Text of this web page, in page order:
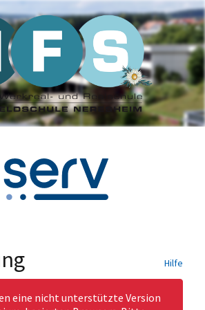
Hilfe
eine nicht unterstützte Version